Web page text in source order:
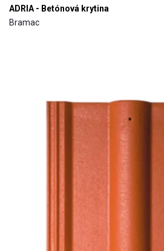
ADRIA - Betónová krytina
Bramac